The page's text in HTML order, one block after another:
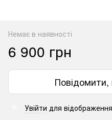
Немає в наявності
6 900 грн
Повідомити,
Увійти для